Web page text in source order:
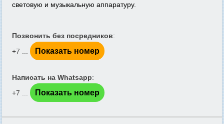
световую и музыкальную аппаратуру.
Позвонить без посредников:
+7 ...
Показать номер
Написать на Whatsapp:
+7 ...
Показать номер